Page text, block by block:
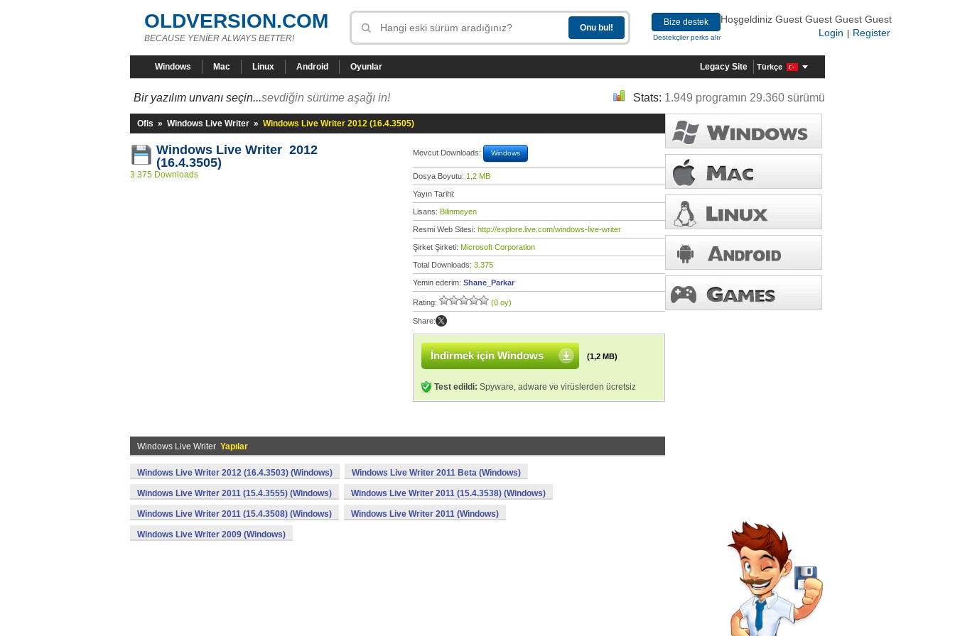
OLDVERSION.COM
BECAUSE YENİER ALWAYS BETTER!
Bize destek
Destekçiler perks alır
Hoşgeldiniz Guest Guest Guest Guest
Login
Register
Windows Mac Linux Android Oyunlar Legacy Site Türkçe
Bir yazılım unvanı seçin...sevdiğin sürüme aşağı in! Stats: 1.949 programın 29.360 sürümü
Ofis » Windows Live Writer » Windows Live Writer 2012 (16.4.3505)
Windows Live Writer 2012
(16.4.3505)
3.375 Downloads
Mevcut Downloads: Windows
Dosya Boyutu: 1,2 MB
Yayın Tarihi:
Lisans: Bilinmeyen
Resmi Web Sitesi: http://explore.live.com/windows-live-writer
Şirket Şirketi: Microsoft Corporation
Total Downloads: 3.375
Yemin ederim: Shane_Parkar
Rating: (0 oy)
Share:
İndirmek için Windows (1,2 MB)
Test edildi: Spyware, adware ve virüslerden ücretsiz
Windows Live Writer Yapılar
Windows Live Writer 2012 (16.4.3503) (Windows) Windows Live Writer 2011 Beta (Windows)
Windows Live Writer 2011 (15.4.3555) (Windows) Windows Live Writer 2011 (15.4.3538) (Windows)
Windows Live Writer 2011 (15.4.3508) (Windows) Windows Live Writer 2011 (Windows)
Windows Live Writer 2009 (Windows)